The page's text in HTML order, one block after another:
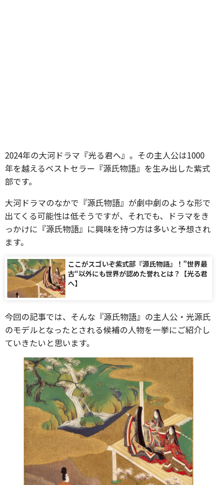
2024年の大河ドラマ『光る君へ』。その主人公は1000
年を越えるベストセラー『源氏物語』を生み出した紫式
部です。
大河ドラマのなかで『源氏物語』が劇中劇のような形で
出てくる可能性は低そうですが、それでも、ドラマをき
っかけに『源氏物語』に興味を持つ方は多いと予想され
ます。
ここがスゴいぞ紫式部『源氏物語』！”世界最
古“以外にも世界が認めた誉れとは？【光る君
へ】
今回の記事では、そんな『源氏物語』の主人公・光源氏
のモデルとなったとされる候補の人物を一挙にご紹介し
ていきたいと思います。